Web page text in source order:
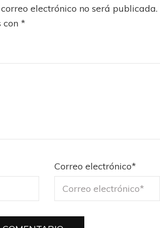
electrónico no será publicada.
con*
Correo electrónico*